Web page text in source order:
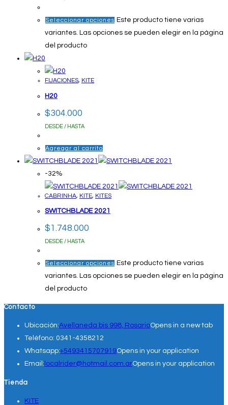
Seleccionar opciones Este producto tiene varias
variantes. Las opciones se pueden elegir en la página
del producto
FIJACIONES, KITE
H20
$304.000
DESDE / HASTA
Agregar al carrito
-32%
CABRINHA, KITE, KITES
SWITCHBLADE 2021
$1.748.000
DESDE / HASTA
Seleccionar opciones Este producto tiene varias
variantes. Las opciones se pueden elegir en la página
del producto
Contacto
Ubicación:Avellaneda bis 998, RosarioOpens in a new tab
Teléfono: 0341-4358212
Whatsapp:+5493415707919Opens in your application
Email: localrider@hotmail.com.arOpens in your application
Tienda
KITE